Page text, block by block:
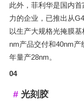
此外，菲利华是国内
力的企业，已推出从
以生产大规格光掩膜
nm产品交付和40nm产
年量产28nm。
04
光刻胶